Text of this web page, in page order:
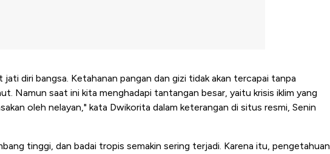
jati diri bangsa. Ketahanan pangan dan gizi tidak akan tercapai tanpa
Namun saat ini kita menghadapi tantangan besar, yaitu krisis iklim yang
oleh nelayan," kata Dwikorita dalam keterangan di situs resmi, Senin
tinggi, dan badai tropis semakin sering terjadi. Karena itu, pengetahuan